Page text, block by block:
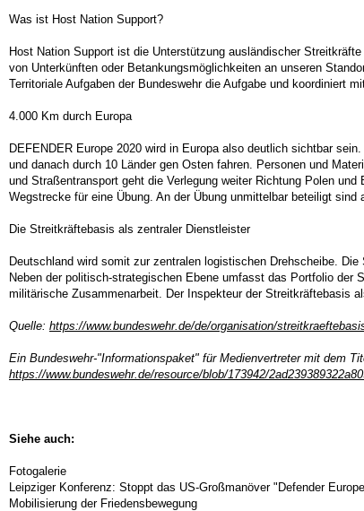
Was ist Host Nation Support?
Host Nation Support ist die Unterstützung ausländischer
von Unterkünften oder Betankungsmöglichkeiten an unseren
Territoriale Aufgaben der Bundeswehr die Aufgabe und koordiniert
4.000 Km durch Europa
DEFENDER Europe 2020 wird in Europa also deutlich sichtbar
und danach durch 10 Länder gen Osten fahren. Personen und
und Straßentransport geht die Verlegung weiter Richtung Polen
Wegstrecke für eine Übung. An der Übung unmittelbar beteiligt
Die Streitkräftebasis als zentraler Dienstleister
Deutschland wird somit zur zentralen logistischen Drehscheibe.
Neben der politisch-strategischen Ebene umfasst das Portfolio der
militärische Zusammenarbeit. Der Inspekteur der Streitkräftebasis
Quelle: https://www.bundeswehr.de/de/organisation/
Ein Bundeswehr-"Informationspaket" für Medienvertreter mit dem
https://www.bundeswehr.de/resource/blob/173942/
Siehe auch:
Fotogalerie
Leipziger Konferenz: Stoppt das US-Großmanöver "Defender
Mobilisierung der Friedensbewegung